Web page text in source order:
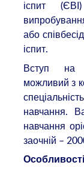
іспит
або
іспит.
Вступ на
можливий з
навчання.
навчання
заочній –